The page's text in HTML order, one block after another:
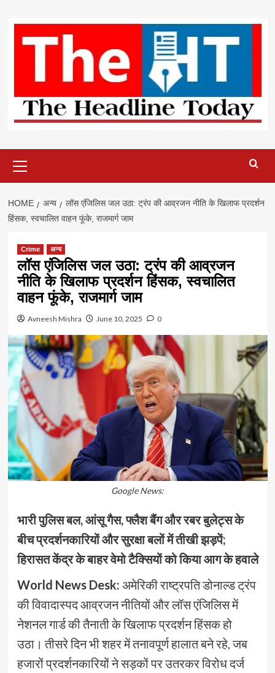
content
Menu
HOME अन्य
लॉस एंजिलिस जल उठा: ट्रंप की आव्रजन नीति के खिलाफ प्रदर्शन
हिंसक, स्वचालित वाहन फूंके, राजमार्ग जाम
Crime अन्य
लॉस एंजिलिस जल उठा: ट्रंप की आव्रजन
नीति के खिलाफ प्रदर्शन हिंसक, स्वचालित
वाहन फूंके, राजमार्ग जाम
Avneesh Mishra June 10, 2025 0
Google News:
भारी पुलिस बल, आंसू गैस, फ्लैश बैंग और रबर बुलेट्स के
बीच प्रदर्शनकारियों और सुरक्षा बलों में तीखी झड़पें;
हिरासत केंद्र के बाहर वेमो टैक्सियों को किया आग के हवाले
World News Desk: अमेरिकी राष्ट्रपति डोनाल्ड ट्रंप
की विवादास्पद आव्रजन नीतियों और लॉस एंजिलिस में
नेशनल गार्ड की तैनाती के खिलाफ प्रदर्शन हिंसक हो
उठा। तीसरे दिन भी शहर में तनावपूर्ण हालात बने रहे, जब
हजारों प्रदर्शनकारियों ने सड़कों पर उतरकर विरोध दर्ज